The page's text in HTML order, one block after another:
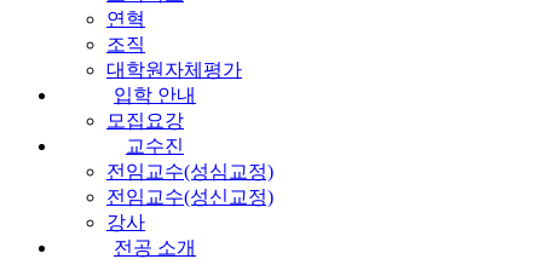
연혁
조직
대학원자체평가
입학 안내
모집요강
교수진
전임교수(성심교정)
전임교수(성신교정)
강사
전공 소개